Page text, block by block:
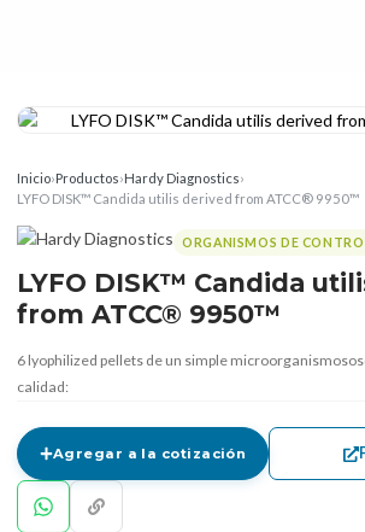
Inicio›Productos›Hardy Diagnostics›
LYFO DISK™ Candida utilis derived from ATCC® 9950™
ORGANISMOS DE
LYFO DISK™ Candida
from ATCC® 9950™
6 lyophilized pellets de un simple
calidad:
Agregar a la cotización